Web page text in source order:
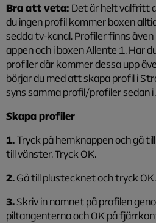
Bra att veta: Det är helt valfritt
du ingen profil kommer boxen
sedda tv-kanal. Profiler finns även
appen och i boxen Allente 1. Har
profiler där kommer dessa upp
börjar du med att skapa profil i
syns samma profil/profiler sedan
Skapa profiler
1.Tryck på hemknappen och gå
till vänster. Tryck OK.
2.Gå till plustecknet och tryck OK.
3.Skriv in namnet på profilen
piltangenterna och OK på